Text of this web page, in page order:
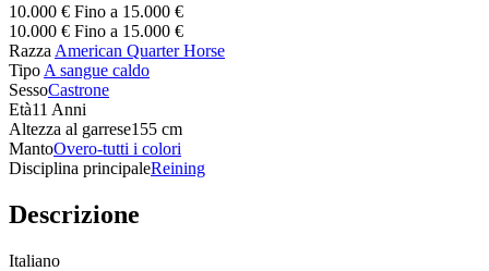
10.000 € Fino a 15.000 €
10.000 € Fino a 15.000 €
Razza American Quarter Horse
Tipo A sangue caldo
SessoCastrone
Età11 Anni
Altezza al garrese155 cm
MantoOvero-tutti i colori
Disciplina principaleReining
Descrizione
Italiano